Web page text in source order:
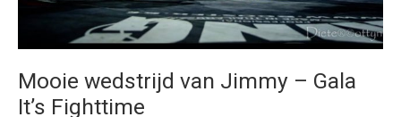
Mooie wedstrijd van Jimmy – Gala
It’s Fighttime